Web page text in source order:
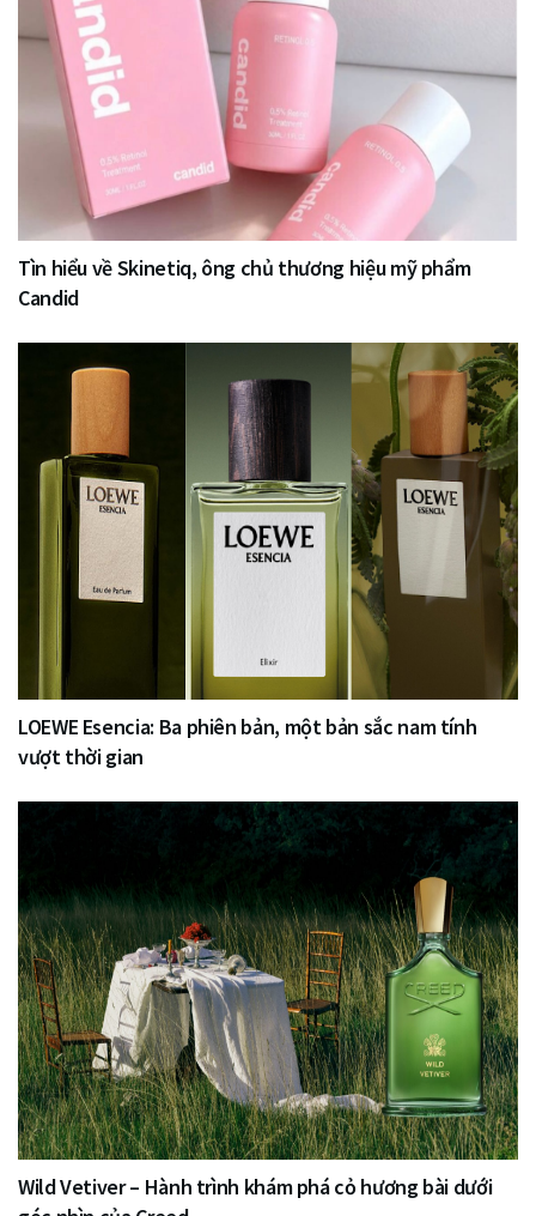
Tìn hiểu về Skinetiq, ông chủ thương hiệu mỹ phẩm
Candid
LOEWE Esencia: Ba phiên bản, một bản sắc nam tính
vượt thời gian
Wild Vetiver – Hành trình khám phá cỏ hương bài dưới